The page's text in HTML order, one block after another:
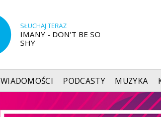
SŁUCHAJ TERAZ
IMANY - DON'T BE SO
SHY
WIADOMOŚCI PODCASTY MUZYKA